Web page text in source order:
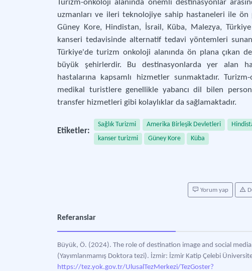
Turizm-onkoloji alanında önemli destinasyonlar
uzmanları ve ileri teknolojiye sahip hastaneleri ile ön
Güney Kore, Hindistan, İsrail, Küba, Malezya,
kanseri tedavisinde alternatif tedavi yöntemleri
Türkiye'de turizm onkoloji alanında ön plana çıkan
büyük şehirlerdir. Bu destinasyonlarda yer alan
hastalarına kapsamlı hizmetler sunmaktadır.
medikal turistlere genellikle yabancı dil bilen
transfer hizmetleri gibi kolaylıklar da sağlamaktadır.
Etiketler:
Sağlık Turizmi Amerika Birleşik Devletleri
kanser turizmi
Güney Kore Küba
Yorum yap
Referanslar
Büyük, Ö. (2024). The role of destination image and social
(Yayımlanmamış Doktora tezi). İzmir: İzmir Katip Çelebi
https://tez.yok.gov.tr/UlusalTezMerkezi/TezGoster?